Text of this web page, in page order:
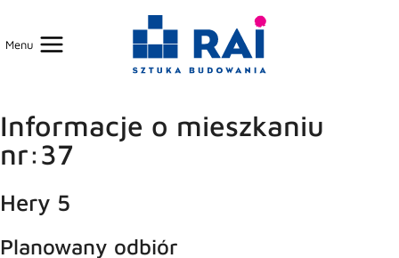
Menu
Informacje o mieszkaniu
nr:37
Hery 5
Planowany odbiór